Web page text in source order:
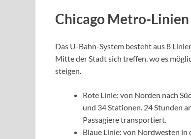
Chicago Metro-Linien
Das U-Bahn-System besteht aus 8
Mitte der Stadt sich treffen, wo es
steigen.
Rote Linie: von Norden nach
und 34 Stationen. 24 Stunden
Passagiere transportiert.
Blaue Linie: von Nordwesten in